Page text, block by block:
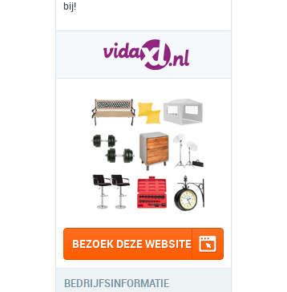
bij!
BEZOEK DEZE WEBSITE
BEDRIJFSINFORMATIE